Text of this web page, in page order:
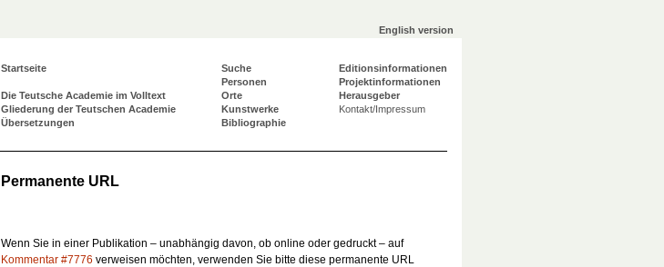
English version
Startseite
Die Teutsche Academie im Volltext
Gliederung der Teutschen Academie
Übersetzungen
Suche
Personen
Orte
Kunstwerke
Bibliographie
Editionsinformationen
Projektinformationen
Herausgeber
Kontakt/Impressum
Permanente URL
Wenn Sie in einer Publikation – unabhängig davon, ob online oder gedruckt – auf
Kommentar #7776 verweisen möchten, verwenden Sie bitte diese permanente URL